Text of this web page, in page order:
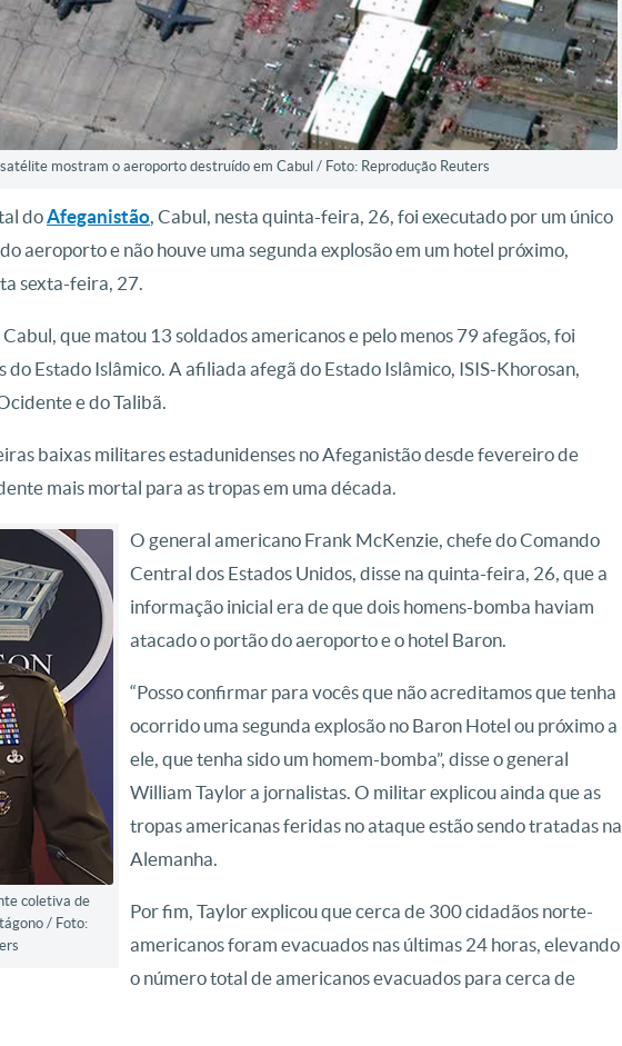
satélite mostram o aeroporto destruído em Cabul / Foto: Reprodução Reuters
doAfeganistão, Cabul, nesta quinta-feira, 26, foi executado por um único
aeroporto e não houve uma segunda explosão em um hotel próximo,
sexta-feira, 27.
que matou 13 soldados americanos e pelo menos 79 afegãos, foi
Estado Islâmico. A afiliada afegã do Estado Islâmico, ISIS-Khorosan,
e do Talibã.
baixas militares estadunidenses no Afeganistão desde fevereiro de
mais mortal para as tropas em uma década.
coletiva de
/ Foto:
O general americano Frank McKenzie, chefe do Comando
Central dos Estados Unidos, disse na quinta-feira, 26, que a
informação inicial era de que dois homens-bomba haviam
atacado o portão do aeroporto e o hotel Baron.
“Posso confirmar para vocês que não acreditamos que tenha
ocorrido uma segunda explosão no Baron Hotel ou próximo a
ele, que tenha sido um homem-bomba”, disse o general
William Taylor a jornalistas. O militar explicou ainda que as
tropas americanas feridas no ataque estão sendo tratadas na
Alemanha.
Por fim, Taylor explicou que cerca de 300 cidadãos norte-
americanos foram evacuados nas últimas 24 horas, elevando
o número total de americanos evacuados para cerca de